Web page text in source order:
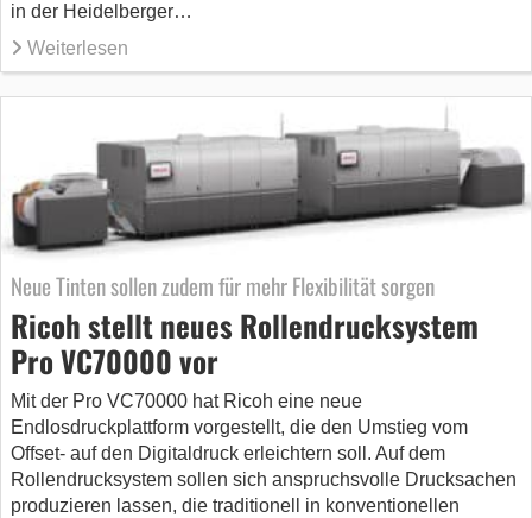
in der Heidelberger…
Weiterlesen
Neue Tinten sollen zudem für mehr Flexibilität sorgen
Ricoh stellt neues Rollendrucksystem
Pro VC70000 vor
Mit der Pro VC70000 hat Ricoh eine neue
Endlosdruckplattform vorgestellt, die den Umstieg vom
Offset- auf den Digitaldruck erleichtern soll. Auf dem
Rollendrucksystem sollen sich anspruchsvolle Drucksachen
produzieren lassen, die traditionell in konventionellen